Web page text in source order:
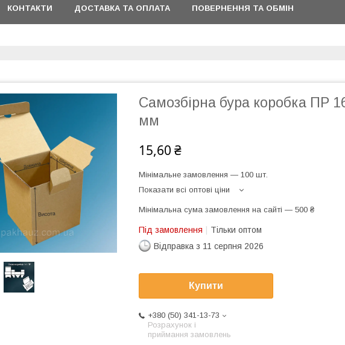
КОНТАКТИ ДОСТАВКА ТА ОПЛАТА ПОВЕРНЕННЯ ТА ОБМІН
Самозбірна бура коробка ПР
мм
15,60 ₴
Мінімальне замовлення — 100 шт.
Показати всі оптові ціни
Мінімальна сума замовлення на сайті — 500 ₴
Під замовлення
Тільки оптом
Відправка з 11 серпня 2026
Купити
+380 (50) 341-13-73
Розрахунок і
приймання замовлень